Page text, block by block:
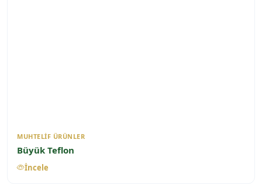
MUHTELIF ÜRÜNLER
Büyük Teflon
İncele